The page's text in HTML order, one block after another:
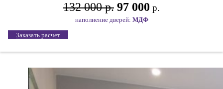
132 000 р. 97 000 р.
наполнение дверей: МДФ
Заказать расчет